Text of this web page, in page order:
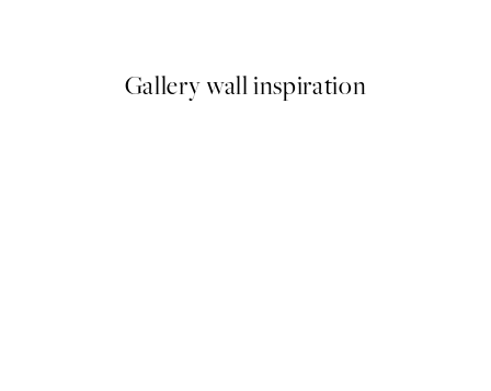
Gallery wall inspiration